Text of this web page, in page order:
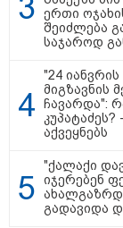
ერთი
შეიძლება
საჯაროდ
"24
მიგზავნის
ჩავარდა":
აქვეყნებს
"ქალაქი
იჯერებენ
გადავიდა